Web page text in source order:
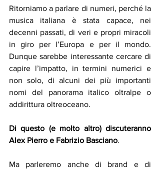
Ritorniamo a parlare di numeri, perché la
musica italiana è stata capace, nei
decenni passati, di veri e propri miracoli
in giro per l’Europa e per il mondo.
Dunque sarebbe interessante cercare di
capire l’impatto, in termini numerici e
non solo, di alcuni dei più importanti
nomi del panorama italico oltralpe o
addirittura oltreoceano.
Alex Pierro e Fabrizio Basciano.